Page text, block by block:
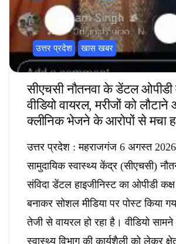
उत्तर प्रदेश खास खबर
सीएचसी नौतनवा के डेंटल ओपीडी
वीडियो वायरल, मरीजों को
क्लीनिक भेजने के आरोपों से मचा
उत्तर प्रदेश : महराजगंज 6 अगस्त
सामुदायिक स्वास्थ्य केंद्र (सीएचसी)
संविदा डेंटल हाइजीनिस्ट का ओपीडी
बनाकर सोशल मीडिया पर पोस्ट किया
तेजी से वायरल हो रहा है। वीडियो
स्वास्थ्य विभाग की कार्यशैली को लेकर